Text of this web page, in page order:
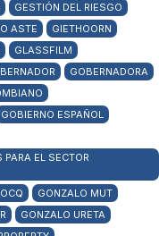
GESTIÓN DEL RIESGO
ASTE
GIETHOORN
GLASSFILM
GOBERNADORA
GOBIERNO ESPAÑOL
EL SECTOR
GONZALO MUT
GONZALO URETA